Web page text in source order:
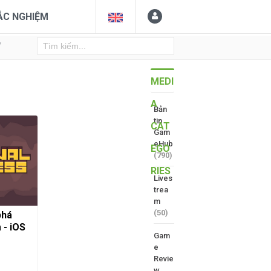
NGHIỆM
- iOS
MEDI
A
CAT
EGO
RIES
Bản
tin
Gam
eHub
(790)
Lives
trea
m
(50)
Gam
e
Revie